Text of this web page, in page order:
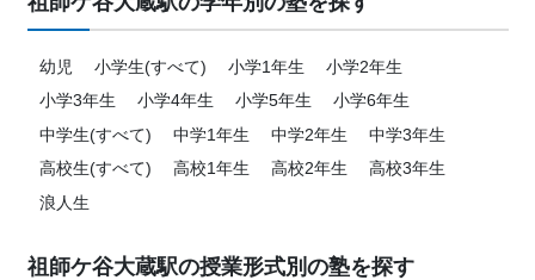
幼児 小学生(すべて) 小学1年生
小学2年生
小学3年生
小学4年生 小学5年生
小学6年生
中学生(すべて)
中学1年生 中学2年生
中学3年生
高校生(すべて)
高校1年生 高校2年生
高校3年生
浪人生
祖師ケ谷大蔵駅の授業形式別の塾を探す